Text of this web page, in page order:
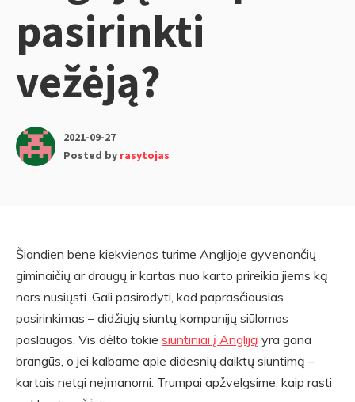
pasirinkti
vežėją?
2021-09-27
Posted by rasytojas
Šiandien bene kiekvienas turime Anglijoje gyvenančių
giminaičių ar draugų ir kartas nuo karto prireikia jiems ką
nors nusiųsti. Gali pasirodyti, kad paprasčiausias
pasirinkimas – didžiųjų siuntų kompanijų siūlomos
paslaugos. Vis dėlto tokie siuntiniai į Angliją yra gana
brangūs, o jei kalbame apie didesnių daiktų siuntimą –
kartais netgi neįmanomi. Trumpai apžvelgsime, kaip rasti